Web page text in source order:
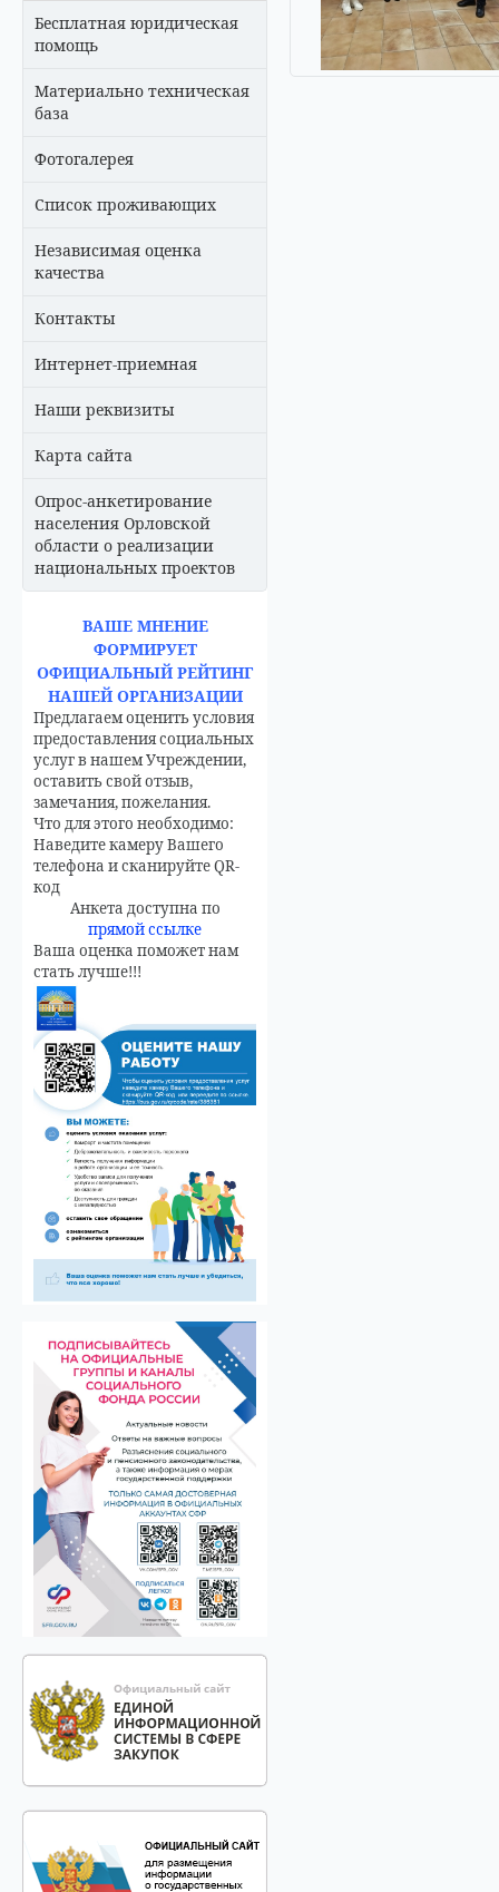
Бесплатная юридическая
помощь
Материально техническая
база
Фотогалерея
Список проживающих
Независимая оценка
качества
Контакты
Интернет-приемная
Наши реквизиты
Карта сайта
Опрос-анкетирование
населения Орловской
области о реализации
национальных проектов
ВАШЕ МНЕНИЕ
ФОРМИРУЕТ
ОФИЦИАЛЬНЫЙ РЕЙТИНГ
НАШЕЙ ОРГАНИЗАЦИИ
Предлагаем оценить условия
предоставления социальных
услуг в нашем Учреждении,
оставить свой отзыв,
замечания, пожелания.
Что для этого необходимо:
Наведите камеру Вашего
телефона и сканируйте QR-
код
Анкета доступна по
прямой ссылке
Ваша оценка поможет нам
стать лучше!!!